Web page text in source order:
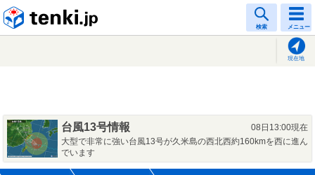
検索 メニュー
現在地
台風13号情報
08日13:00現在
大型で非常に強い台風13号が久米島の西北西約160kmを西に進ん
でいます